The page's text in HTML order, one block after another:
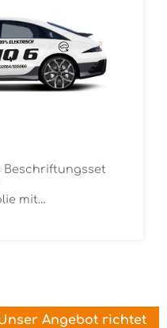
Beschriftungsset
mit
ist Rückstandsfrei
Angebot richtet